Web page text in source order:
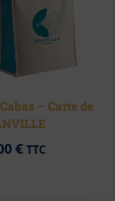
– Carte de
€ TTC